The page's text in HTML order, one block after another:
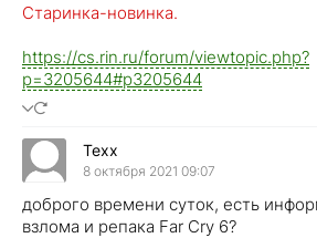
Старинка-новинка.
https://cs.rin.ru/forum/viewtopic.php?
p=3205644#p3205644
Texx
8 октября 2021 09:07
доброго времени суток, есть
взлома и репака Far Cry 6?